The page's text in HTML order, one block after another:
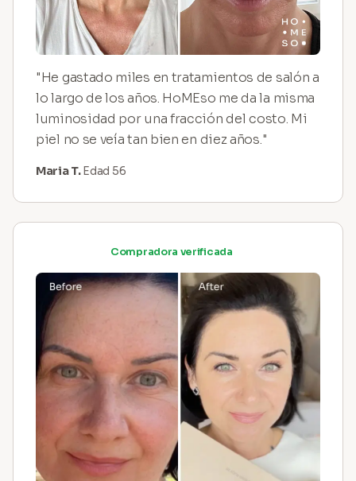
"He gastado miles en tratamientos de salón a
lo largo de los años. HoMEso me da la misma
luminosidad por una fracción del costo. Mi
piel no se veía tan bien en diez años."
Maria T. Edad 56
Compradora verificada